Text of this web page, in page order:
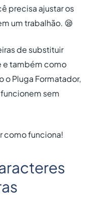
precisa ajustar os
um trabalhão. 😪
de substituir
e também como
o Pluga Formatador,
sem
como funciona!